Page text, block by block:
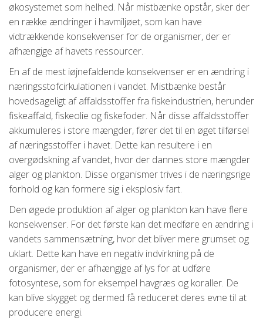
økosystemet som helhed. Når mistbænke opstår, sker der
en række ændringer i havmiljøet, som kan have
vidtrækkende konsekvenser for de organismer, der er
afhængige af havets ressourcer.
En af de mest iøjnefaldende konsekvenser er en ændring i
næringsstofcirkulationen i vandet. Mistbænke består
hovedsageligt af affaldsstoffer fra fiskeindustrien, herunder
fiskeaffald, fiskeolie og fiskefoder. Når disse affaldsstoffer
akkumuleres i store mængder, fører det til en øget tilførsel
af næringsstoffer i havet. Dette kan resultere i en
overgødskning af vandet, hvor der dannes store mængder
alger og plankton. Disse organismer trives i de næringsrige
forhold og kan formere sig i eksplosiv fart.
Den øgede produktion af alger og plankton kan have flere
konsekvenser. For det første kan det medføre en ændring i
vandets sammensætning, hvor det bliver mere grumset og
uklart. Dette kan have en negativ indvirkning på de
organismer, der er afhængige af lys for at udføre
fotosyntese, som for eksempel havgræs og koraller. De
kan blive skygget og dermed få reduceret deres evne til at
producere energi.